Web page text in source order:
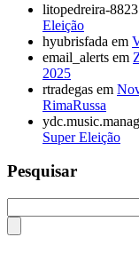
litopedreira-8823
Eleição
hyubrisfada em
email_alerts em
2025
rtradegas em
RimaRussa
Super Eleição
Pesquisar